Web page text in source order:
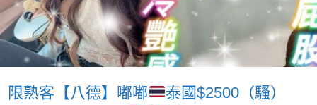
限熟客【八德】嘟嘟 泰國$2500（騷）